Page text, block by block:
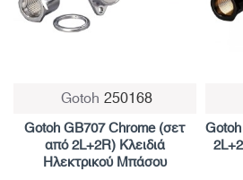
Gotoh 250168
Gotoh GB707 Chrome (σετ
από 2L+2R) Κλειδιά
Ηλεκτρικού Μπάσου